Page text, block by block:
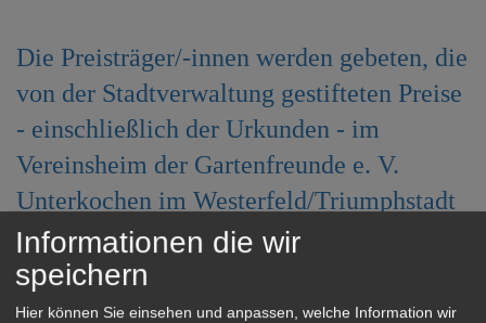
Die Preisträger/-innen werden gebeten, die
von der Stadtverwaltung gestifteten Preise
- einschließlich der Urkunden - im
Vereinsheim der Gartenfreunde e. V.
Unterkochen im Westerfeld/Triumphstadt
am
Samstag, 20. September 2008, ab 11.30
Informationen die wir
speichern
Hier können Sie einsehen und anpassen, welche Information wir